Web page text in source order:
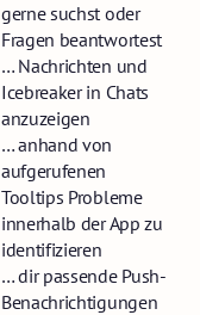
gerne suchst oder
Fragen beantwortest
… Nachrichten und
Icebreaker in Chats
anzuzeigen
… anhand von
aufgerufenen
Tooltips Probleme
innerhalb der App zu
identifizieren
… dir passende Push-
Benachrichtigungen